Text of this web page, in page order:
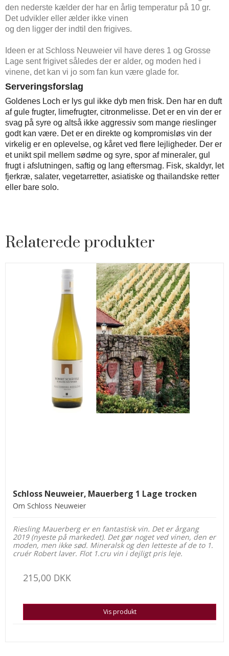
den nederste kælder der har en årlig temperatur på 10 gr.
Det udvikler eller ælder ikke vinen
og den ligger der indtil den frigives.
Ideen er at Schloss Neuweier vil have deres 1 og Grosse
Lage sent frigivet således der er alder, og moden hed i
vinene, det kan vi jo som fan kun være glade for.
Serveringsforslag
Goldenes Loch er lys gul ikke dyb men frisk. Den har en duft
af gule frugter, limefrugter, citronmelisse. Det er en vin der er
svag på syre og altså ikke aggressiv som mange rieslinger
godt kan være. Det er en direkte og kompromisløs vin der
virkelig er en oplevelse, og kåret ved flere lejligheder. Der er
et unikt spil mellem sødme og syre, spor af mineraler, gul
frugt i afslutningen, saftig og lang eftersmag. Fisk, skaldyr, let
fjerkræ, salater, vegetarretter, asiatiske og thailandske retter
eller bare solo.
Relaterede produkter
Schloss Neuweier, Mauerberg 1 Lage trocken
Om Schloss Neuweier
Riesling Mauerberg er en fantastisk vin. Det er årgang
2019 (nyeste på markedet). Det gør noget ved vinen, den er
moden, men ikke sød. Mineralsk og den letteste af de to 1.
cruér Robert laver. Flot 1.cru vin i dejligt pris leje.
215,00 DKK
Vis produkt